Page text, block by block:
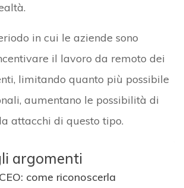
in cui le aziende sono
il lavoro da remoto dei
limitando quanto più possibile
aumentano le possibilità di
attacchi di questo tipo.
argomenti
come riconoscerla